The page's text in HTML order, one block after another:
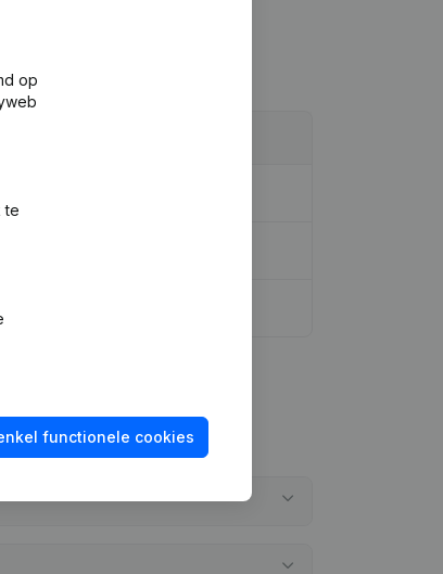
op
te
functionele cookies